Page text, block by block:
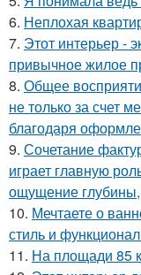
6. Неплохая
7. Этот интерьер -
привычное жилое
8. Общее
не только за счет
благодаря
9. Сочетание
играет главную
ощущение глубины,
10. Мечтаете о
стиль и
11. На площади 85